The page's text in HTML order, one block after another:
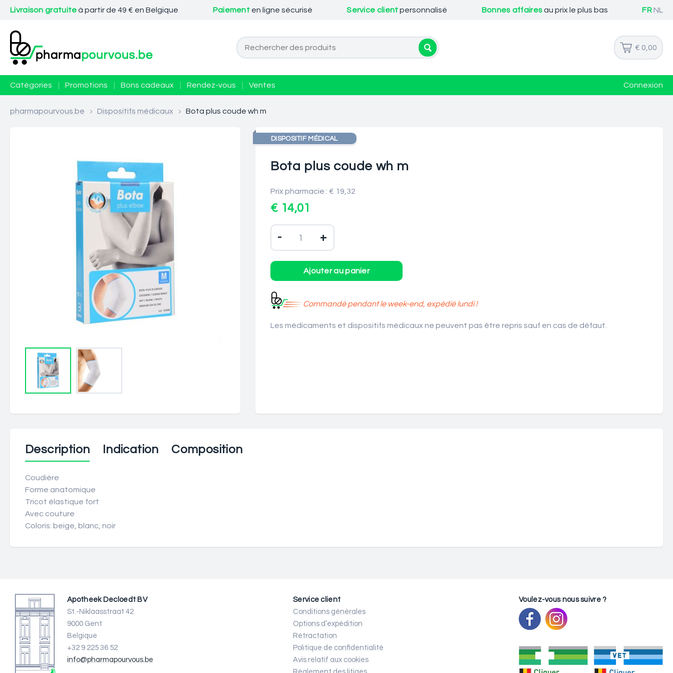
Livraison gratuiteà partir de 49 € en Belgique Paiement en ligne sécurisé Service clientpersonnalisé Bonnes affairesau prix le plus bas FR NL
€ 0,00
Catégories Promotions Bons cadeaux Rendez-vous Ventes Connexion
pharmapourvous.be > Dispositifs médicaux > Bota plus coude wh m
DISPOSITIF MÉDICAL
Bota plus coude wh m
Prix pharmacie : € 19,32
€ 14,01
- +
Commandé pendant le week-end, expédié lundi !
Les médicaments et dispositifs médicaux ne peuvent pas être repris sauf en cas de défaut.
Description Indication Composition
Coudière
Forme anatomique
Tricot élastique fort
Avec couture
Coloris: beige, blanc, noir
Apotheek Decloedt BV
St.-Niklaasstraat 42
9000 Gent
Belgique
+32 9 225 36 52
info@pharmapourvous.be
Service client
Conditions générales
Options d’expédition
Rétractation
Politique de confidentialité
Avis relatif aux cookies
Voulez-vous nous suivre ?